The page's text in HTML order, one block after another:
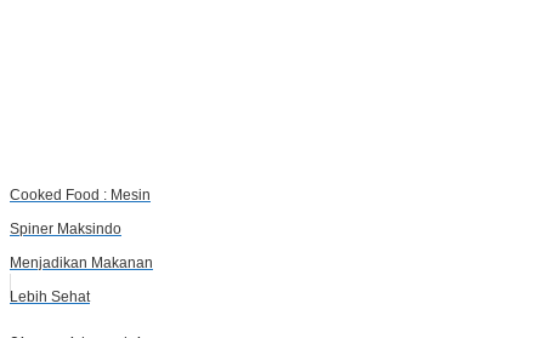
Cooked Food : Mesin
Spiner Maksindo
Menjadikan Makanan
Lebih Sehat